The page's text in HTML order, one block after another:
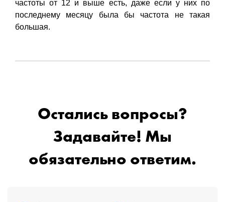
частоты от 12 и выше есть, даже если у них по
последнему месяцу была бы частота не такая
большая.
Остались вопросы?
Задавайте! Мы
обязательно ответим.